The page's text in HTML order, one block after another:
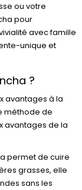
ou votre
pour
avec famille
unique et
?
avantages à la
méthode de
avantages de la
permet de cuire
grasses, elle
sans les